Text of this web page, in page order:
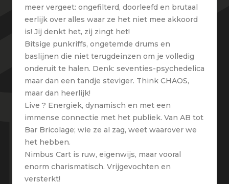
meer vergeet: ongefilterd, doorleefd en brutaal
eerlijk over alles waar ze het niet mee akkoord
is! Jij denkt het, zij zingt het!
Bitsige punkriffs, ongetemde drums en
baslijnen die niet terugdeinzen om je volledig
onderuit te halen. Denk: seventies-psychedelica
maar dan een tandje steviger. Think CHAOS,
maar dan heerlijk!
Live ? Energiek, dynamisch en met een
immense connectie met het publiek. Van AB tot
Bar Bricolage; wie ze al zag, weet waarover we
het hebben.
Nimbus Cart is ruw, eigenwijs, maar vooral
enorm charismatisch. Vrijgevochten en
versterkt!